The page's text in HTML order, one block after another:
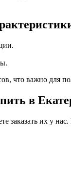
что важно для
в
их у